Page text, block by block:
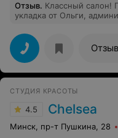
Отзыв. Классный салон!
укладка от Ольги,
СТУДИЯ КРАСОТЫ
4.5 Chelsea
Минск, пр-т Пушкина, 28